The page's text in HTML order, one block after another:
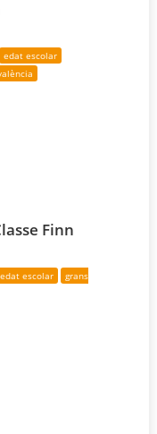
edat escolar
Finn
edat escolar
grans